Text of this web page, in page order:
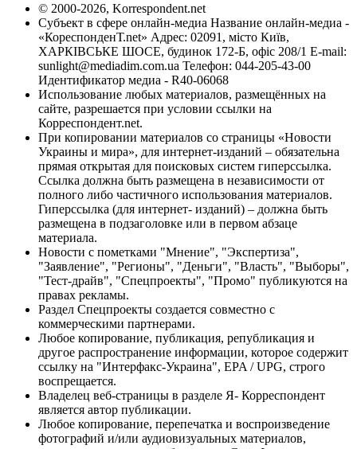
© 2000-2026, Korrespondent.net
Субъект в сфере онлайн-медиа Название онлайн-медиа -
«КореспонденТ.net» Адрес: 02091, місто Київ,
ХАРКІВСЬКЕ ШОСЕ, будинок 172-Б, офіс 208/1 E-mail:
sunlight@mediadim.com.ua Телефон: 044-205-43-00
Идентификатор медиа - R40-06068
Использование любых материалов, размещённых на
сайте, разрешается при условии ссылки на
Корреспондент.net.
При копировании материалов со страницы «Новости
Украины и мира», для интернет-изданий – обязательна
прямая открытая для поисковых систем гиперссылка.
Ссылка должна быть размещена в независимости от
полного либо частичного использования материалов.
Гиперссылка (для интернет- изданий) – должна быть
размещена в подзаголовке или в первом абзаце
материала.
Новости с пометками "Мнение", "Экспертиза",
"Заявление", "Регионы", "Деньги", "Власть", "Выборы",
"Тест-драйв", "Спецпроекты", "Промо" публикуются на
правах рекламы.
Раздел Спецпроекты создается совместно с
коммерческими партнерами.
Любое копирование, публикация, републикация и
другое распространение информации, которое содержит
ссылку на "Интерфакс-Украина", EPA / UPG, строго
воспрещается.
Владелец веб-страницы в разделе Я- Корреспондент
является автор публикации.
Любое копирование, перепечатка и воспроизведение
фотографий и/или аудиовизуальных материалов,